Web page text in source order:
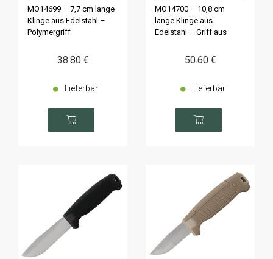
MO14699 – 7,7 cm lange
Klinge aus Edelstahl –
Polymergriff
38.80 €
Lieferbar
es Orange
MO14700 – 10,8 cm
lange Klinge aus
Edelstahl – Griff aus
grünem Polymer
50.60 €
Lieferbar